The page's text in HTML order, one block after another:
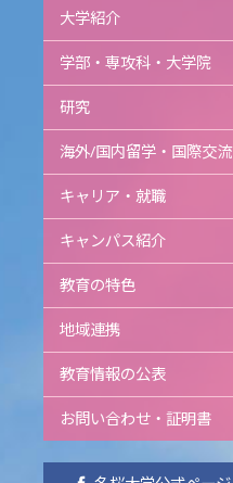
大学紹介
学部・専攻科・大学院
研究
海外/国内留学・国際交流
キャリア・就職
キャンパス紹介
教育の特色
地域連携
教育情報の公表
お問い合わせ・証明書